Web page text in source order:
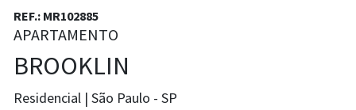
REF.: MR102885
APARTAMENTO
BROOKLIN
Residencial | São Paulo - SP